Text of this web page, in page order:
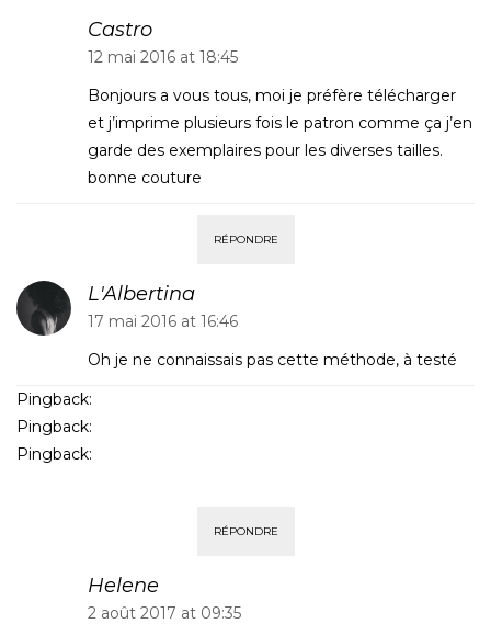
Castro
12 mai 2016 at 18:45
Bonjours a vous tous, moi je préfère télécharger
et j’imprime plusieurs fois le patron comme ça j’en
garde des exemplaires pour les diverses tailles.
bonne couture
RÉPONDRE
L'Albertina
17 mai 2016 at 16:46
Oh je ne connaissais pas cette méthode, à testé
Pingback:
Pingback:
Pingback:
RÉPONDRE
Helene
2 août 2017 at 09:35